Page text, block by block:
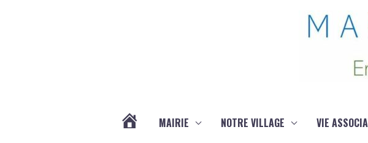
MAIRIE NOTRE VILLAGE VIE